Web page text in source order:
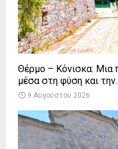
Θέρμο – Κόνισκα: Μια
μέσα στη φύση και
9 Αυγούστου 2026